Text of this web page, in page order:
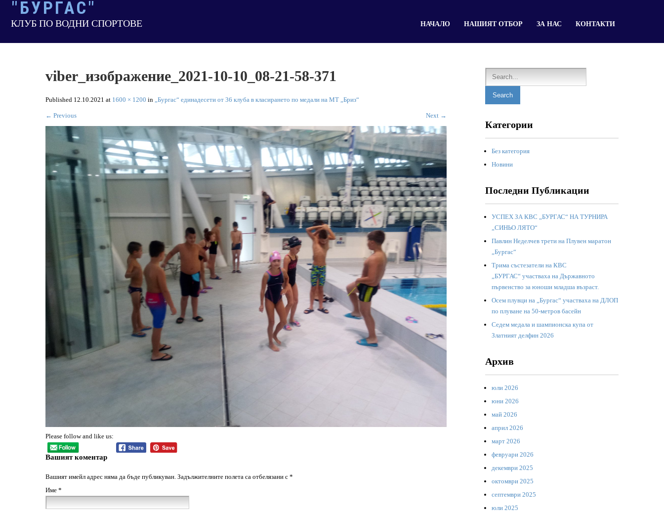
content
"БУРГАС"
КЛУБ ПО ВОДНИ СПОРТОВЕ НАЧАЛО НАШИЯТ ОТБОР ЗА НАС КОНТАКТИ
viber_изображение_2021-10-10_08-21-58-371
Published 12.10.2021 at 1600 × 1200 in „Бургас“ единадесети от 36 клуба в класирането по медали на МТ „Бриз“
← Previous Next →
Please follow and like us:
Вашият коментар
Вашият имейл адрес няма да бъде публикуван. Задължителните полета са отбелязани с *
Име *
Категории
Без категория
Новини
Последни Публикации
УСПЕХ ЗА КВС „БУРГАС“ НА ТУРНИРА
„СИНЬО ЛЯТО“
Павлин Неделчев трети на Плувен маратон
„Бургас“
Трима състезатели на КВС
„БУРГАС“ участваха на Държавното
първенство за юноши младша възраст.
Осем плувци на „Бургас“ участваха на ДЛОП
по плуване на 50-метров басейн
Седем медала и шампионска купа от
Златният делфин 2026
Архив
юли 2026
юни 2026
май 2026
април 2026
март 2026
февруари 2026
декември 2025
октомври 2025
септември 2025
юли 2025